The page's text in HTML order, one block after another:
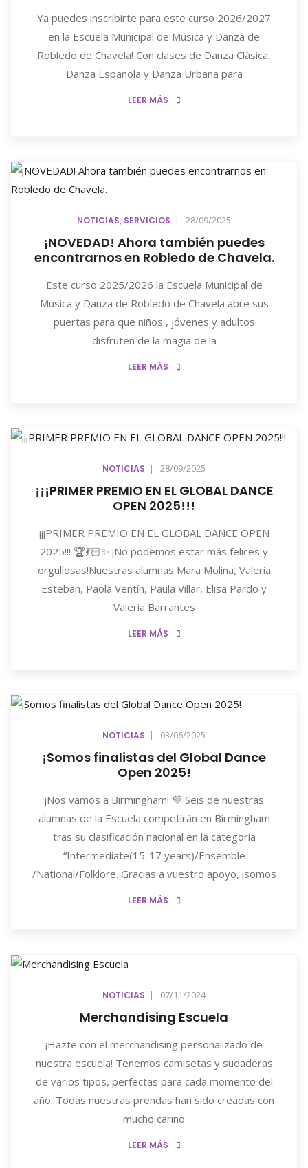
Ya puedes inscribirte para este curso 2026/2027
en la Escuela Municipal de Música y Danza de
Robledo de Chavela! Con clases de Danza Clásica,
Danza Española y Danza Urbana para
LEER MÁS
NOTICIAS, SERVICIOS | 28/09/2025
¡NOVEDAD! Ahora también puedes
encontrarnos en Robledo de Chavela.
Este curso 2025/2026 la Escuela Municipal de
Música y Danza de Robledo de Chavela abre sus
puertas para que niños , jóvenes y adultos
disfruten de la magia de la
LEER MÁS
NOTICIAS | 28/09/2025
¡¡¡PRIMER PREMIO EN EL GLOBAL DANCE
OPEN 2025!!!
¡¡¡PRIMER PREMIO EN EL GLOBAL DANCE OPEN
2025!!! 🏆💃🏻✨ ¡No podemos estar más felices y
orgullosas!Nuestras alumnas Mara Molina, Valeria
Esteban, Paola Ventín, Paula Villar, Elisa Pardo y
Valeria Barrantes
LEER MÁS
NOTICIAS | 03/06/2025
¡Somos finalistas del Global Dance
Open 2025!
¡Nos vamos a Birmingham! 💜 Seis de nuestras
alumnas de la Escuela competirán en Birmingham
tras su clasificación nacional en la categoría
“Intermediate(15-17 years)/Ensemble
/National/Folklore. Gracias a vuestro apoyo, ¡somos
LEER MÁS
NOTICIAS | 07/11/2024
Merchandising Escuela
¡Hazte con el merchandising personalizado de
nuestra escuela! Tenemos camisetas y sudaderas
de varios tipos, perfectas para cada momento del
año. Todas nuestras prendas han sido creadas con
mucho cariño
LEER MÁS